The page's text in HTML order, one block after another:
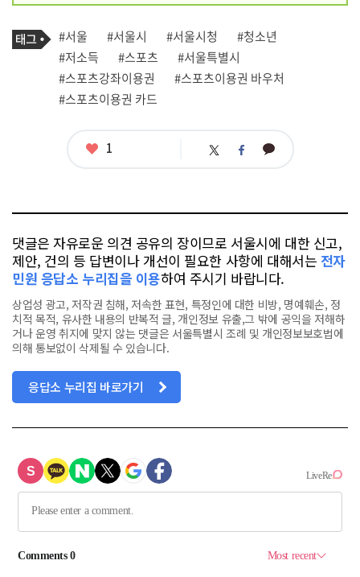
기
사
관
련
태
그
태
그
#서울 #서울시 #서울시청
#청소년
#저소득
#스포츠
#서울특별시
#스포츠강좌이용권
#스포츠이용권 바우처
#스포츠이용권 카드
좋1 트 페 카
댓글은 자유로운 의견 공유의 장이므로 서울시에 대한 신고,
제안, 건의 등 답변이나 개선이 필요한 사항에 대해서는 전자
민원 응답소 누리집을 이용하여 주시기 바랍니다.
상업성 광고, 저작권 침해, 저속한 표현, 특정인에 대한 비방, 명예훼손, 정
치적 목적, 유사한 내용의 반복적 글, 개인정보 유출,그 밖에 공익을 저해하
거나 운영 취지에 맞지 않는 댓글은 서울특별시 조례 및 개인정보보호법에
의해 통보없이 삭제될 수 있습니다.
응답소 누리집 바로가기